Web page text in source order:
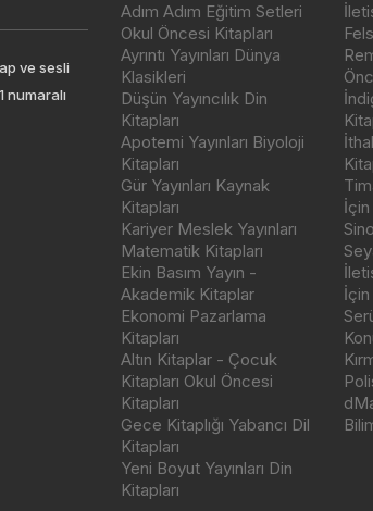
ve sesli
numaralı
Adım Adım Eğitim Setleri
Okul Öncesi Kitapları
Ayrıntı Yayınları Dünya
Klasikleri
Düşün Yayıncılık Din
Kitapları
Apotemi Yayınları Biyoloji
Kitapları
Gür Yayınları Kaynak
Kitapları
Kariyer Meslek Yayınları
Matematik Kitapları
Ekin Basım Yayın -
Akademik Kitaplar
Ekonomi Pazarlama
Kitapları
Altın Kitaplar - Çocuk
Kitapları Okul Öncesi
Kitapları
Gece Kitaplığı Yabancı Dil
Kitapları
Yeni Boyut Yayınları Din
Kitapları
İçin